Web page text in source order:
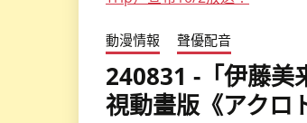
動漫情報 聲優配音
240831 -「伊藤美
視動畫版《アクロ